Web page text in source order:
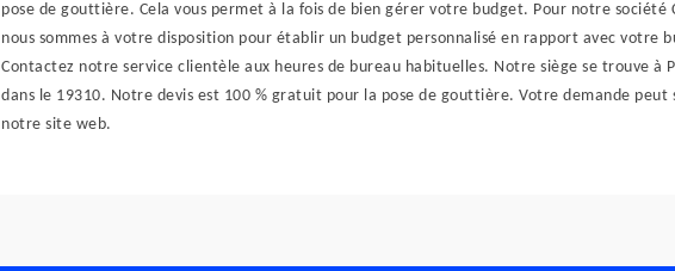
pose de gouttière. Cela vous permet à la fois de bien gérer votre budget. Pour notre société
nous sommes à votre disposition pour établir un budget personnalisé en rapport avec votre
Contactez notre service clientèle aux heures de bureau habituelles. Notre siège se trouve à
dans le 19310. Notre devis est 100 % gratuit pour la pose de gouttière. Votre demande peut
notre site web.